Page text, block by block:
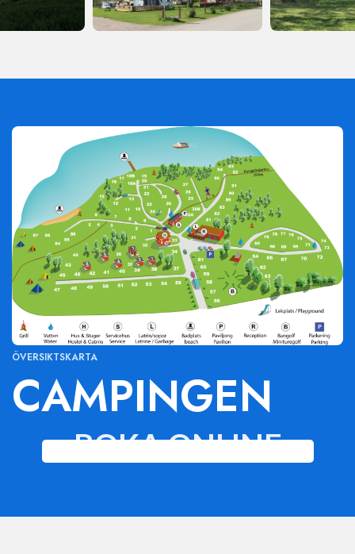
ÖVERSIKTSKARTA
CAMPINGEN
BOKA ONLINE